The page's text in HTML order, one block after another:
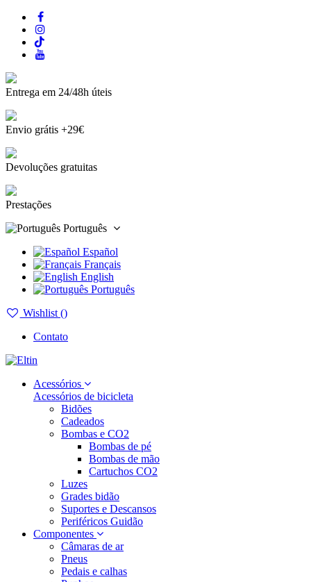
Entrega em 24/48h úteis
Envio grátis +29€
Devoluções gratuitas
Prestações
Português
Español
Français
English
Português
Wishlist ()
Contato
Acessórios
Acessórios de bicicleta
Bidões
Cadeados
Bombas e CO2
Bombas de pé
Bombas de mão
Cartuchos CO2
Luzes
Grades bidão
Suportes e Descansos
Periféricos Guidão
Componentes
Câmaras de ar
Pneus
Pedais e calhas